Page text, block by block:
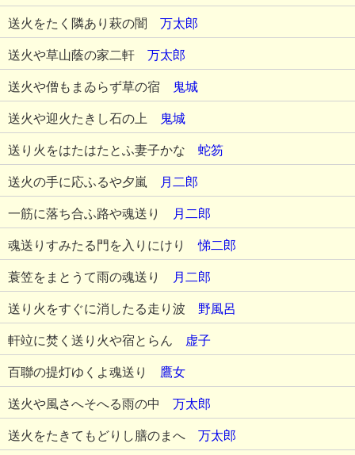
送火をたく隣あり萩の闇 万太郎
送火や草山蔭の家二軒 万太郎
送火や僧もまゐらず草の宿 鬼城
送火や迎火たきし石の上 鬼城
送り火をはたはたとふ妻子かな 蛇笏
送火の手に応ふるや夕嵐 月二郎
一筋に落ち合ふ路や魂送り 月二郎
魂送りすみたる門を入りにけり悌二郎
蓑笠をまとうて雨の魂送り 月二郎
送り火をすぐに消したる走り波 野風呂
軒竝に焚く送り火や宿とらん 虚子
百聯の提灯ゆくよ魂送り 鷹女
送火や風さへそへる雨の中 万太郎
送火をたきてもどりし膳のまへ 万太郎